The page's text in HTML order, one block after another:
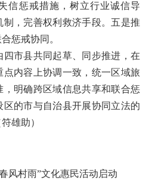
信惩戒措施，树立行业诚信导
，完善权利救济手段。五是推
惩戒协同。
市县共同起草、同步推进，在
内容上协调一致，统一区域旅
明确跨区域信息共享和联合惩
的市与自治县开展协同立法的
符雄助）
风村雨”文化惠民活动启动